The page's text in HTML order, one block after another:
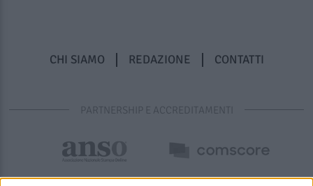
CHI SIAMO REDAZIONE CONTATTI
PARTNERSHIP E ACCREDITAMENTI